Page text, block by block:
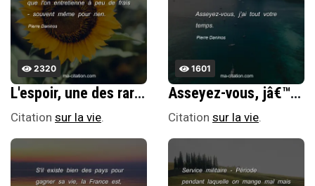
2320
L'espoir, une des rares choses que l'on entretienne Ã peu de frais - souvent mÃªme pour rien.
Citation sur la vie.
1601
Asseyez-vous, jâ€™ai tout votre temps.
Citation sur la vie.